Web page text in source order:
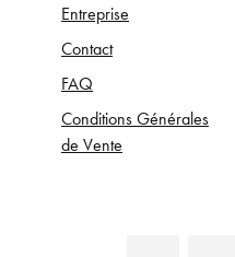
Entreprise
Contact
FAQ
Conditions Générales
de Vente